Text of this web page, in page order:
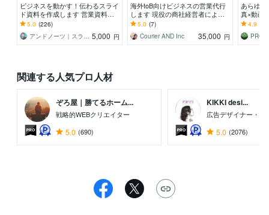
ビジネスを動かす！伝わるスライ
ド資料を作成します 営業資料・
プレゼン資料・企画書・セミナー
資料のパワポ作成
5.0 (226)
アンドノーツ｜スライドデザイナー 5,000 円
海外toB向けビジネスの営業代行
します 現役の商社経営者による
代金回収までの伴走型サポート！
5.0 (7)
Courier AND Inc
35,000 円
あらゆ
真×動画
4.9
関連する人気プロ人材
ぞろ屋｜勝てるホーム...
戦略的WEBクリエイター
5.0 (690)
KIKKI desi...
広告デザイナー・デ
5.0 (2076)